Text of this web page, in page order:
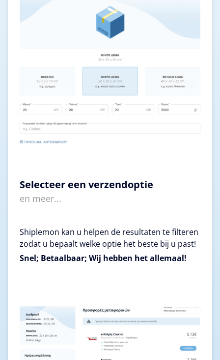
Selecteer een verzendoptie
en meer...
Shiplemon kan u helpen de resultaten te filteren
zodat u bepaalt welke optie het beste bij u past!
Snel; Betaalbaar; Wij hebben het allemaal!